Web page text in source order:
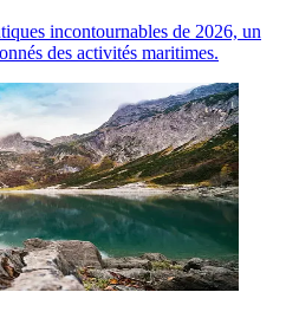
incontournables de 2026, un
des activités maritimes.